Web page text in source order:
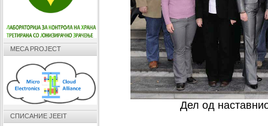
Дел од
MECA PROJECT
СПИСАНИЕ JEEIT